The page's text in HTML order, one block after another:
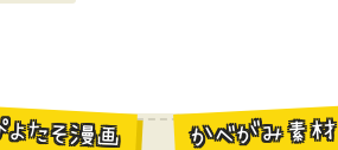
よたそ漫画 かべがみ素材